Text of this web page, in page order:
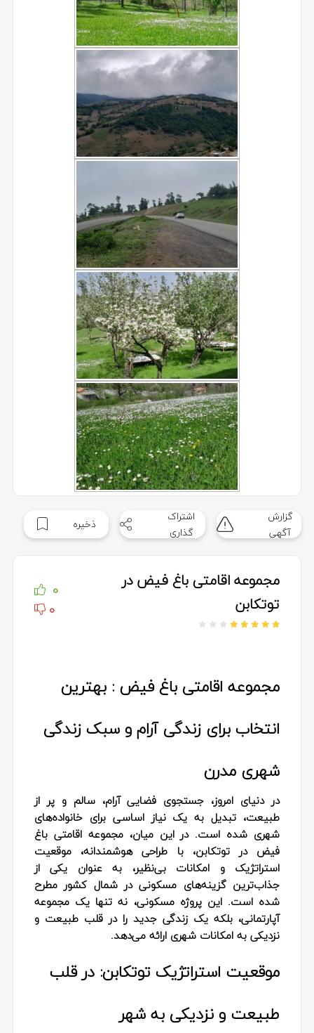
گزارش
آگهی
اشتراک
گذاری
ذخیره
مجموعه اقامتی باغ فیض در
توتکابن
0
0
مجموعه اقامتی باغ فیض : بهترین
انتخاب برای زندگی آرام و سبک زندگی
شهری مدرن
در دنیای امروز، جستجوی فضایی آرام، سالم و پر از
طبیعت، تبدیل به یک نیاز اساسی برای خانواده‌های
شهری شده است. در این میان، مجموعه اقامتی باغ
فیض در توتکابن، با طراحی هوشمندانه، موقعیت
استراتژیک و امکانات بی‌نظیر، به عنوان یکی از
جذاب‌ترین گزینه‌های مسکونی در شمال کشور مطرح
شده است. این پروژه مسکونی، نه تنها یک مجموعه
آپارتمانی، بلکه یک زندگی جدید را در قلب طبیعت و
نزدیکی به امکانات شهری ارائه می‌دهد.
موقعیت استراتژیک توتکابن: در قلب
طبیعت و نزدیکی به شهر